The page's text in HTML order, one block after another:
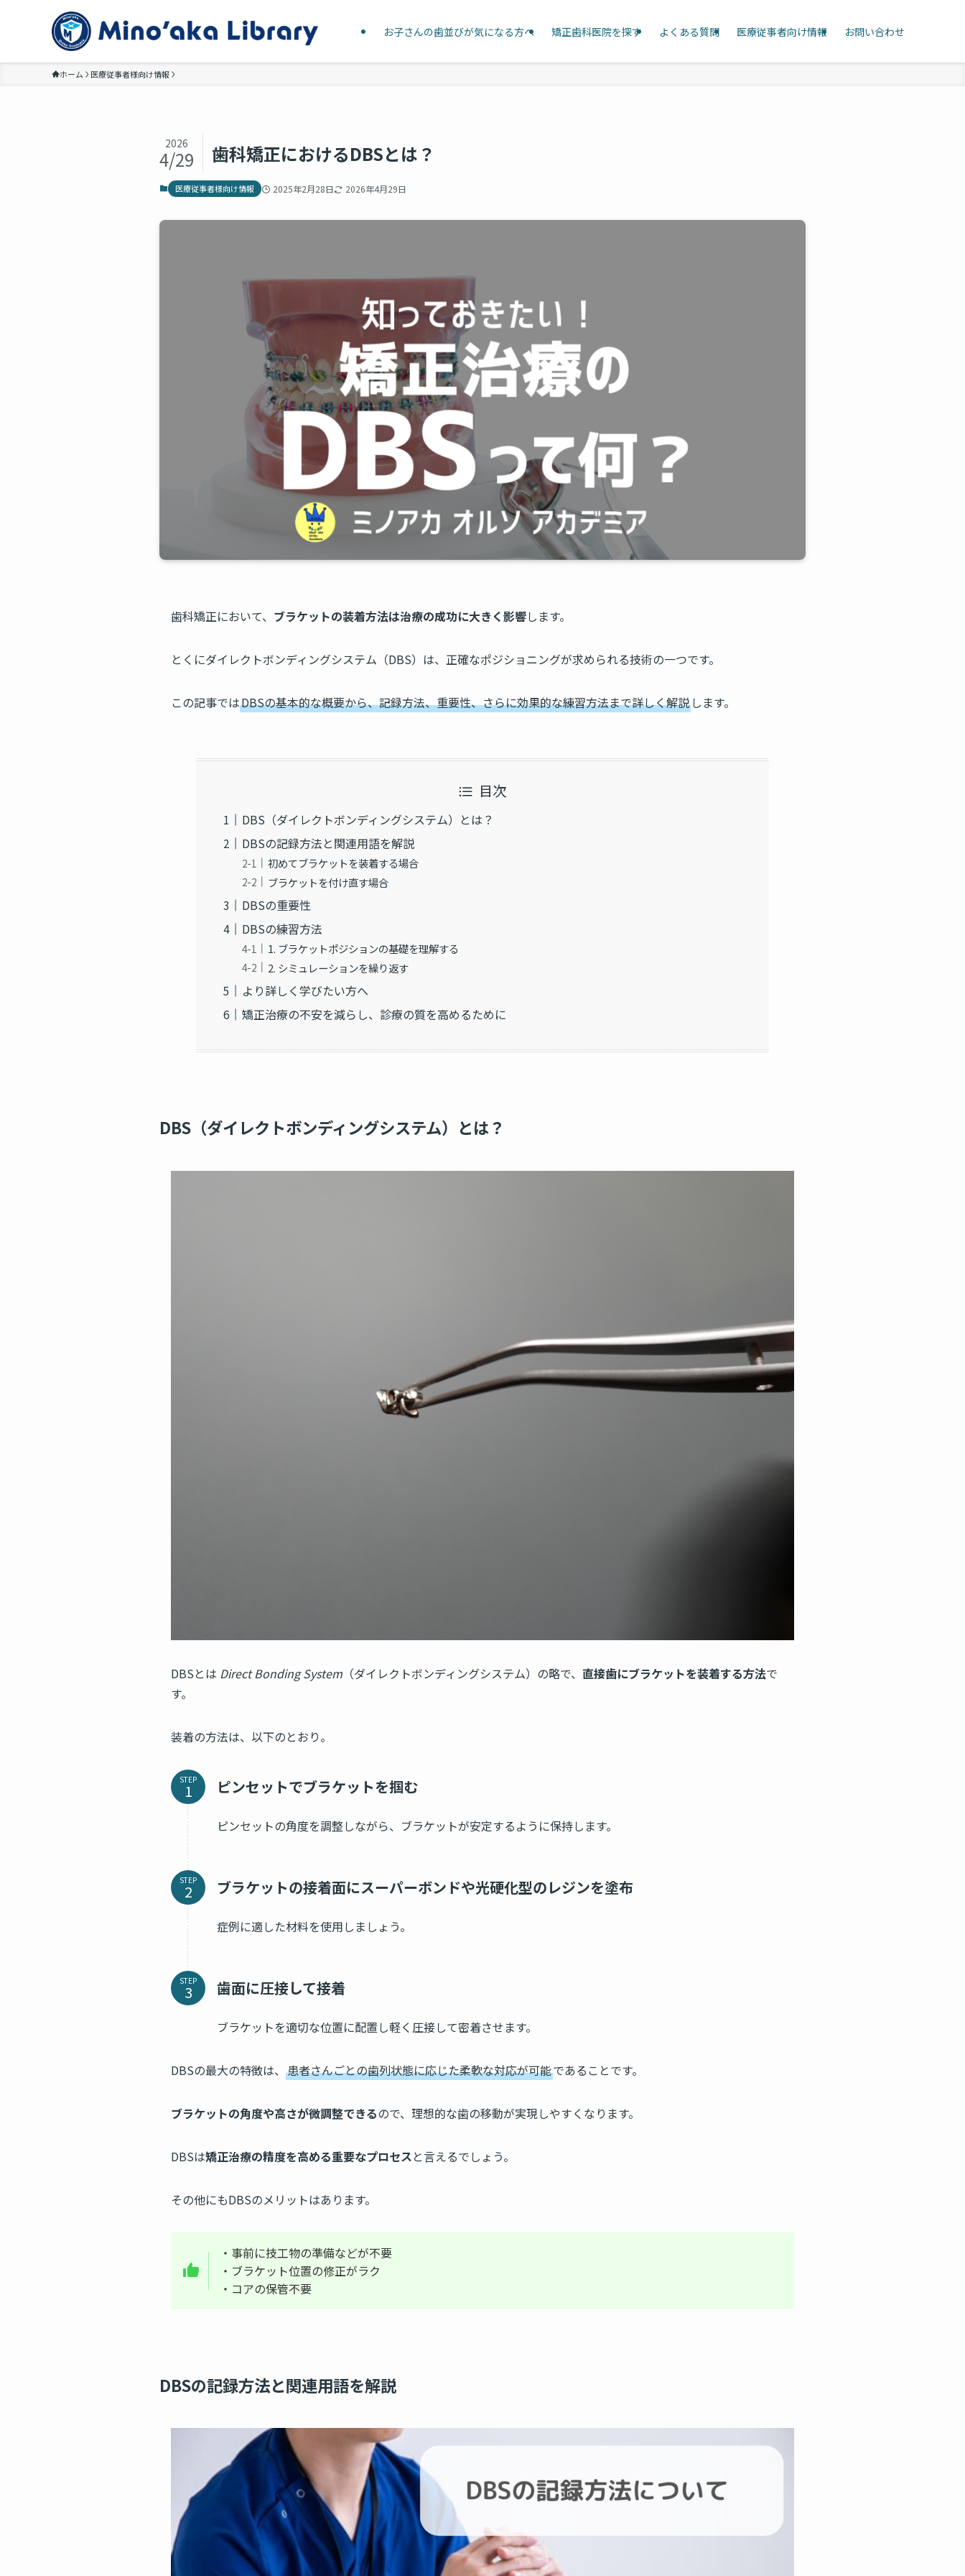
お子さんの歯並びが気になる方へ 矯正歯科医院を探す よくある質問 医療従事者向け情報 お問い合わせ
ホーム 医療従事者様向け情報
歯科矯正におけるDBSとは？
2026
4/29
医療従事者様向け情報 2025年2月28日 2026年4月29日
歯科矯正において、 ブラケットの装着方法は治療の成功に大きく影響します。
とくにダイレクトボンディングシステム（DBS）は、正確なポジショニングが求められる技術の一つです。
この記事ではDBSの基本的な概要から、記録方法、重要性、さらに効果的な練習方法まで詳しく解説 します。
目次
DBS（ダイレクトボンディングシステム）とは？
DBSの記録方法と関連用語を解説
初めてブラケットを装着する場合
ブラケットを付け直す場合
DBSの重要性
DBSの練習方法
1. ブラケットポジションの基礎を理解する
2. シミュレーションを繰り返す
より詳しく学びたい方へ
矯正治療の不安を減らし、診療の質を高めるために
DBS（ダイレクトボンディングシステム）とは？
DBSとは Direct Bonding System （ダイレクトボンディングシステム）の略で、 直接歯にブラケットを装着する方法で
す。
装着の方法は、以下のとおり。
STEP ピンセットでブラケットを掴む
ピンセットの角度を調整しながら、ブラケットが安定するように保持します。
STEP ブラケットの接着面にスーパーボンドや光硬化型のレジンを塗布
症例に適した材料を使用しましょう。
STEP 歯面に圧接して接着
ブラケットを適切な位置に配置し軽く圧接して密着させます。
DBSの最大の特徴は、 患者さんごとの歯列状態に応じた柔軟な対応が可能であることです。
ブラケットの角度や高さが微調整できるので、理想的な歯の移動が実現しやすくなります。
DBSは矯正治療の精度を高める重要なプロセスと言えるでしょう。
その他にもDBSのメリットはあります。
・事前に技工物の準備などが不要
・ブラケット位置の修正がラク
・コアの保管不要
DBSの記録方法と関連用語を解説